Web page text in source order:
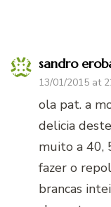
sandro
13/01/2015 at
ola pat. a
delicia
muito a 40,
fazer o
brancas